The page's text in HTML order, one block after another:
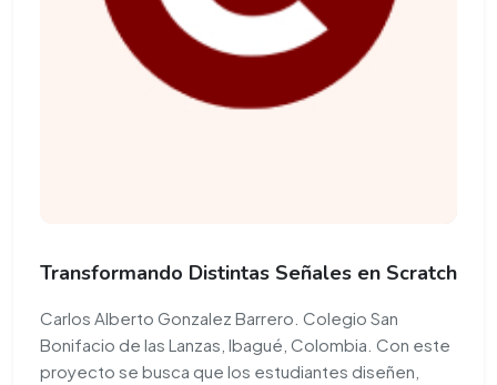
Transformando Distintas Señales en Scratch
Carlos Alberto Gonzalez Barrero. Colegio San
Bonifacio de las Lanzas, Ibagué, Colombia. Con este
proyecto se busca que los estudiantes diseñen,